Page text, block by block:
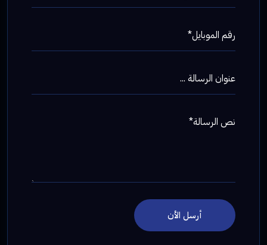
رقم الموبايل*
عنوان الرسالة ...
نص الرسالة*
أرسل الأن